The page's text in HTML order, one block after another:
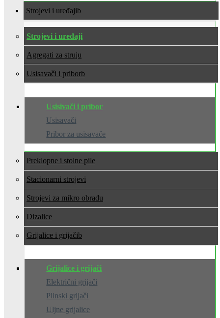
Strojevi i uređaji
Strojevi i uređaji
Agregati za struju
Usisavači i pribor
Usisivači i pribor
Usisavači
Pribor za usisavače
Preklopne i stolne pile
Stacionarni strojevi
Strojevi za mikro obradu
Dizalice
Grijalice i grijači
Grijalice i grijači
Električni grijači
Plinski grijači
Uljne grijalice